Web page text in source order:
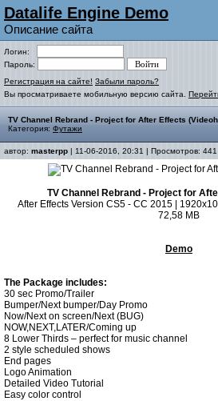
Datalife Engine Demo
Описание сайта
Логин:
Пароль:
Регистрация на сайте! Забыли пароль?
Вы просматриваете мобильную версию сайта.
TV Channel Rebrand - Project for After Effects
Категория: Футажи
автор: masterpp | 11-06-2016, 20:31 | Просмотров: 441
TV Channel Rebrand - Project for
After Effects Version CS5 - CC 2015 |
72,58 MB
Demo
The Package includes:
30 sec Promo/Trailer
Bumper/Next bumper/Day Promo
Now/Next on screen/Next (BUG)
NOW,NEXT,LATER/Coming up
8 Lower Thirds – perfect for music channel
2 style scheduled shows
End pages
Logo Animation
Detailed Video Tutorial
Easy color control